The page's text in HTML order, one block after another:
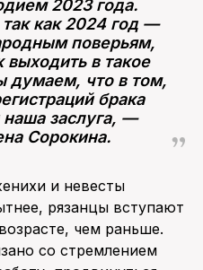
2023 года.
как 2024 год —
поверьям,
в такое
думаем, что в том,
брака
наша заслуга, —
Сорокина.
и невесты
рязанцы вступают
чем раньше.
со стремлением